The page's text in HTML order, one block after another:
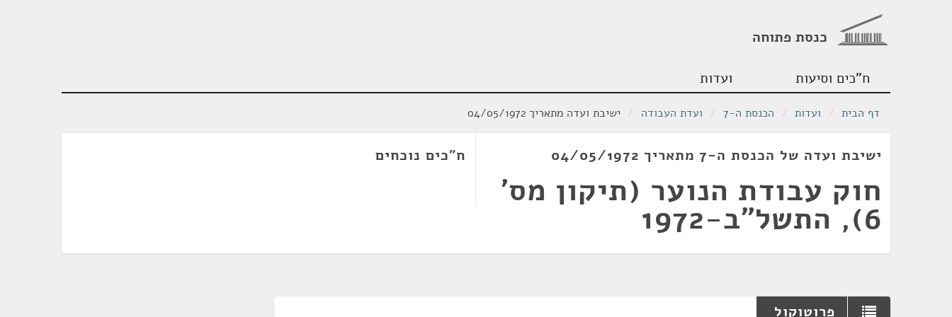
כנסת פתוחה
ח"כים וסיעות ועדות
דף הבית / ועדות / הכנסת ה-7 / ועדת העבודה / ישיבת ועדה מתאריך 04/05/1972
ישיבת ועדה של הכנסת ה-7 מתאריך 04/05/1972
חוק עבודת הנוער (תיקון מס'
6), התשל"ב-1972
ח"כים נוכחים
פרוטוקול